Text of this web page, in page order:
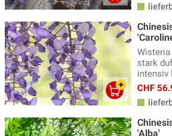
stark
intensiv
CHF
'Alba'